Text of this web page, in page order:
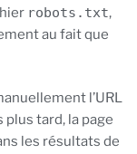
robots.txt,
au fait que
l’URL
plus tard, la page
les résultats de